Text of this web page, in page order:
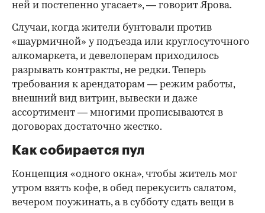
ней и постепенно угасает», — говорит Ярова.
Случаи, когда жители бунтовали против
«шаурмичной» у подъезда или круглосуточного
алкомаркета, и девелоперам приходилось
разрывать контракты, не редки. Теперь
требования к арендаторам — режим работы,
внешний вид витрин, вывески и даже
ассортимент — многими прописываются в
договорах достаточно жестко.
Как собирается пул
Концепция «одного окна», чтобы житель мог
утром взять кофе, в обед перекусить салатом,
вечером поужинать, а в субботу сдать вещи в